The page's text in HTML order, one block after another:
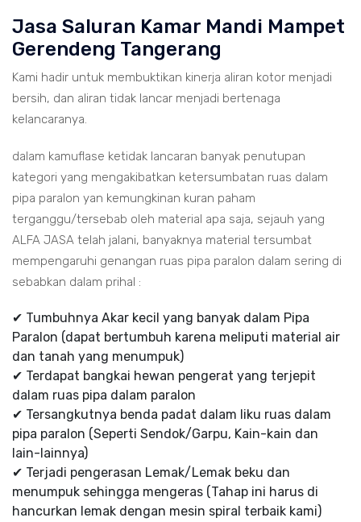
Jasa Saluran Kamar Mandi Mampet
Gerendeng Tangerang
Kami hadir untuk membuktikan kinerja aliran kotor menjadi
bersih, dan aliran tidak lancar menjadi bertenaga
kelancaranya.
dalam kamuflase ketidak lancaran banyak penutupan
kategori yang mengakibatkan ketersumbatan ruas dalam
pipa paralon yan kemungkinan kuran paham
terganggu/tersebab oleh material apa saja, sejauh yang
ALFA JASA telah jalani, banyaknya material tersumbat
mempengaruhi genangan ruas pipa paralon dalam sering di
sebabkan dalam prihal :
✔ Tumbuhnya Akar kecil yang banyak dalam Pipa
Paralon (dapat bertumbuh karena meliputi material air
dan tanah yang menumpuk)
✔ Terdapat bangkai hewan pengerat yang terjepit
dalam ruas pipa dalam paralon
✔ Tersangkutnya benda padat dalam liku ruas dalam
pipa paralon (Seperti Sendok/Garpu, Kain-kain dan
lain-lainnya)
✔ Terjadi pengerasan Lemak/Lemak beku dan
menumpuk sehingga mengeras (Tahap ini harus di
hancurkan lemak dengan mesin spiral terbaik kami)